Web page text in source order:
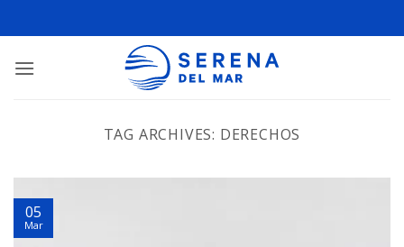
TAG ARCHIVES: DERECHOS
05
Mar